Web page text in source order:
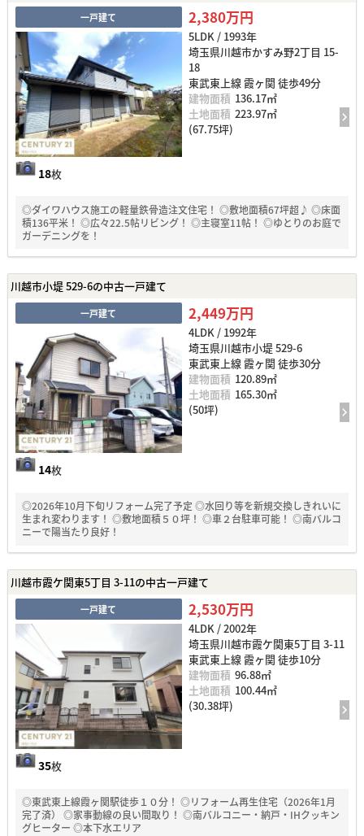
一戸建て
18枚
2,380万円
5LDK / 1993年
埼玉県川越市かすみ野2丁目 15-
18
東武東上線 霞ヶ関 徒歩49分
建物面積 136.17㎡
土地面積 223.97㎡
(67.75坪)
◎ダイワハウス施工の軽量鉄骨造注文住宅！ ◎敷地面積67坪超♪ ◎床面
積136平米！ ◎広々22.5帖リビング！ ◎主寝室11帖！ ◎ゆとりのお庭で
ガーデニングを！
川越市小堤 529-6の中古一戸建て
一戸建て
14枚
2,449万円
4LDK / 1992年
埼玉県川越市小堤 529-6
東武東上線 霞ヶ関 徒歩30分
建物面積 120.89㎡
土地面積 165.30㎡
(50坪)
◎2026年10月下旬リフォーム完了予定 ◎水回り等を新規交換しきれいに
生まれ変わります！ ◎敷地面積５０坪！ ◎車２台駐車可能！ ◎南バルコ
ニーで陽当たり良好！
川越市霞ケ関東5丁目 3-11の中古一戸建て
一戸建て
35枚
2,530万円
4LDK / 2002年
埼玉県川越市霞ケ関東5丁目 3-11
東武東上線 霞ヶ関 徒歩10分
建物面積 96.88㎡
土地面積 100.44㎡
(30.38坪)
◎東武東上線霞ヶ関駅徒歩１０分！ ◎リフォーム再生住宅（2026年1月
完了済） ◎家事動線の良い間取り！ ◎南バルコニー・納戸・IHクッキン
グヒーター ◎本下水エリア